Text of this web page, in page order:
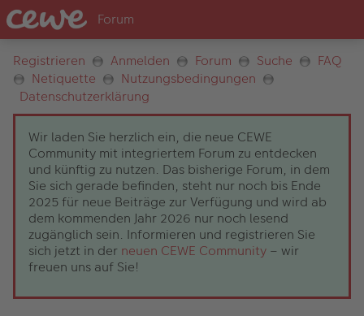
Registrieren Anmelden Forum Suche
FAQ
Netiquette
Nutzungsbedingungen
Datenschutzerklärung
Wir laden Sie herzlich ein, die neue CEWE
Community mit integriertem Forum zu entdecken
und künftig zu nutzen. Das bisherige Forum, in dem
Sie sich gerade befinden, steht nur noch bis Ende
2025 für neue Beiträge zur Verfügung und wird ab
dem kommenden Jahr 2026 nur noch lesend
zugänglich sein. Informieren und registrieren Sie
sich jetzt in der neuen CEWE Community – wir
freuen uns auf Sie!